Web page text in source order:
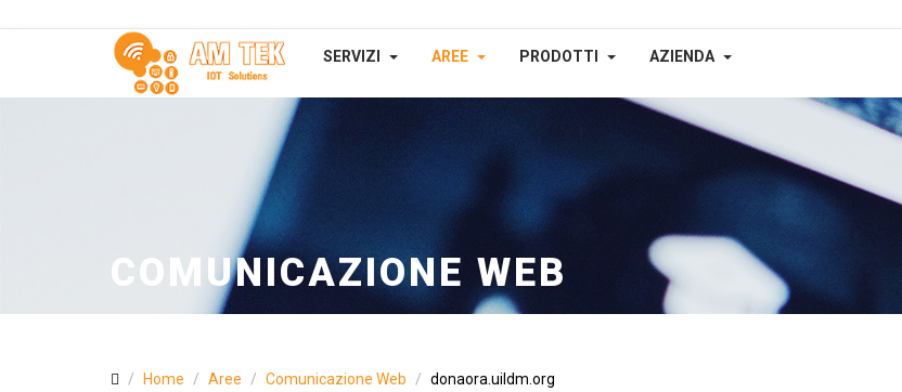
SERVIZI AREE PRODOTTI AZIENDA
COMUNICAZIONE WEB
Home Aree Comunicazione Web donaora.uildm.org